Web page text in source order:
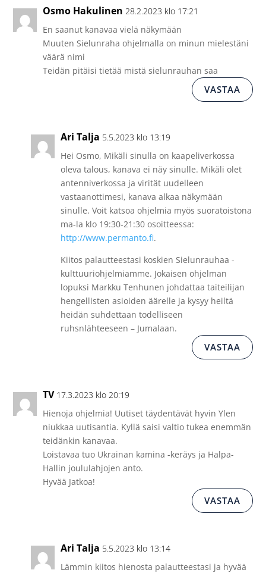
Osmo Hakulinen 28.2.2023 klo 17:21
En saanut kanavaa vielä näkymään
Muuten Sielunraha ohjelmalla on minun mielestäni
väärä nimi
Teidän pitäisi tietää mistä sielunrauhan saa
VASTAA
Ari Talja 5.5.2023 klo 13:19
Hei Osmo, Mikäli sinulla on kaapeliverkossa
oleva talous, kanava ei näy sinulle. Mikäli olet
antenniverkossa ja virität uudelleen
vastaanottimesi, kanava alkaa näkymään
sinulle. Voit katsoa ohjelmia myös suoratoistona
ma-la klo 19:30-21:30 osoitteessa:
http://www.permanto.fi.
Kiitos palautteestasi koskien Sielunrauhaa -
kulttuuriohjelmiamme. Jokaisen ohjelman
lopuksi Markku Tenhunen johdattaa taiteilijan
hengellisten asioiden äärelle ja kysyy heiltä
heidän suhdettaan todelliseen
ruhsnlähteeseen – Jumalaan.
VASTAA
TV 17.3.2023 klo 20:19
Hienoja ohjelmia! Uutiset täydentävät hyvin Ylen
niukkaa uutisantia. Kyllä saisi valtio tukea enemmän
teidänkin kanavaa.
Loistavaa tuo Ukrainan kamina -keräys ja Halpa-
Hallin joululahjojen anto.
Hyvää Jatkoa!
VASTAA
Ari Talja 5.5.2023 klo 13:14
Lämmin kiitos hienosta palautteestasi ja hyvää